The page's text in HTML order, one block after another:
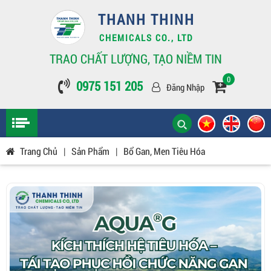
THANH THINH
CHEMICALS CO., LTD
TRAO CHẤT LƯỢNG, TẠO NIỀM TIN
0975 151 205
Đăng Nhập
0
Trang Chủ | Sản Phẩm | Bổ Gan, Men Tiêu Hóa